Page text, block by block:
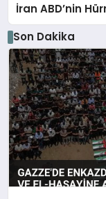
İran ABD’nin
Son Dakika